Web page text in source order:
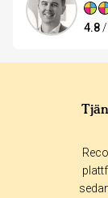
4.8